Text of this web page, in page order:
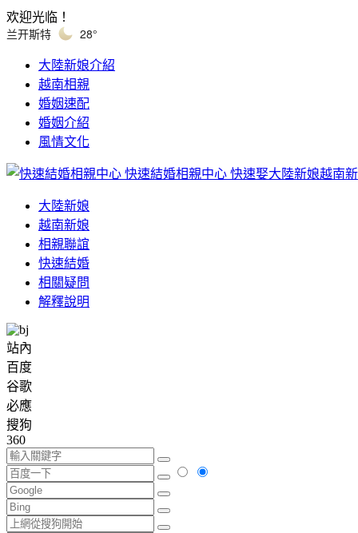
欢迎光临！
兰开斯特 28°
大陸新娘介紹
越南相親
婚姻速配
婚姻介紹
風情文化
快速結婚相親中心 快速娶大陸新娘越南
大陸新娘
越南新娘
相親聯誼
快速結婚
相關疑問
解釋說明
站內
百度
谷歌
必應
搜狗
360